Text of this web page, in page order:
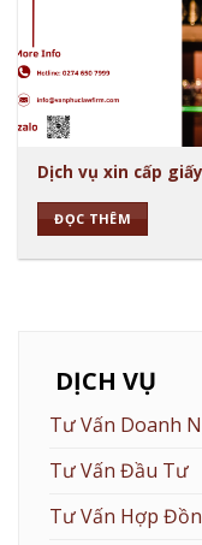
Dịch vụ xin cấp
ĐỌC THÊM
DỊCH VỤ
Tư Vấn Doanh
Tư Vấn Đầu Tư
Tư Vấn Hợp